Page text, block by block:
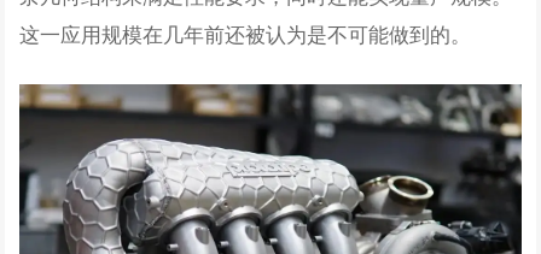
这一应用规模在几年前还被认为是不可能做到的。